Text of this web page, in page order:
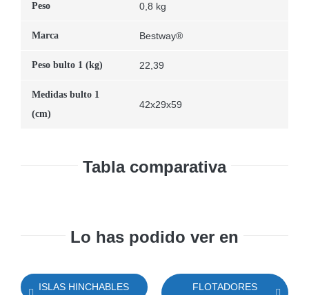
Peso 0,8 kg
Marca Bestway®
Peso bulto 1 (kg) 22,39
Medidas bulto 1
(cm)
42x29x59
Tabla comparativa
Lo has podido ver en
ISLAS HINCHABLES
FLOTADORES